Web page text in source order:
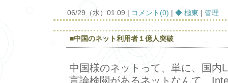
06/29（水）01:09 | コメント(0) | ◆ 極東 | 管理
■中国のネット利用者１億人突破
中国様のネットって、単に、国内
言論検閲があるネットなんて、